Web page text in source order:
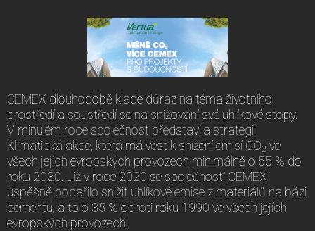
CEMEX dlouhodobě klade důraz na téma životního
prostředí a soustředí se na snižování své uhlíkové stopy.
V minulém roce společnost představila strategii
Klimatická akce, která má vést k snížení emisí CO2 ve
všech jejích evropských provozech minimálně o 55 % do
roku 2030. Již v roce 2020 se společnosti CEMEX
úspěšně podařilo snížit uhlíkové emise z materiálů na bázi
cementu, a to o 35 % oproti roku 1990 ve všech jejích
evropských provozech.